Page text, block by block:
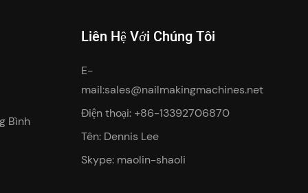
Bình
Liên Hệ Với Chúng Tôi
E-
mail:sales@nailmakingmachines.net
Điện thoại: +86-13392706870
Tên: Dennis Lee
Skype: maolin-shaoli